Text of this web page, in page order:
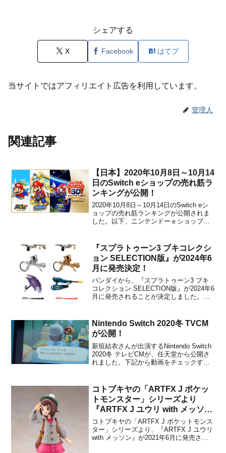
シェアする
X Facebook はてブ
当サイトではアフィリエイト広告を利用しています。
管理人
関連記事
【日本】2020年10月8日～10月14
日のSwitch eショップの売れ筋ラ
ンキングが公開！
2020年10月8日～10月14日のSwitch eシ
ョップの売れ筋ランキングが公開されま
した。以下、ニンテンドーｅショップ新
ョン2. ヒューマン フォール フラット3.
あつまれ どう...
『スプラトゥーン3 ブキコレクシ
ョン SELECTION版』が2024年6
月に発売決定！
バンダイから、『スプラトゥーン3 ブキ
コレクション SELECTION版』が2024年6
月に発売されることが決定しました。メ
17日に発売された『スプラトゥーン3 ブ
キコレクション』と2024年2月...
Nintendo Switch 2020冬 TVCM
が公開！
新垣結衣さんが出演するNintendo Switch
2020冬 テレビCMが、任天堂から公開さ
れました。下記から動画をチェックする
公開しました。#どうぶつの森 #リングフ
ィットアドベ...
コトブキヤの「ARTFX J ポケッ
トモンスター」シリーズより
『ARTFX J ユウリ with メッソ
ン』が2021年6月に発売決定！予
約が開始
コトブキヤの「ARTFX J ポケットモンス
ター」シリーズより、『ARTFX J ユウリ
with メッソン』が2021年6月に発売され